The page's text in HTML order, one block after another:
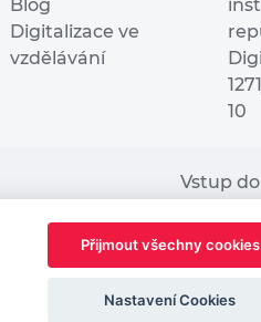
Blog
Digitalizace ve
vzdělávání
10
Vstup
and Networks
view. It does not represent
for any use that may be
Přijmout všechny cookies
Nastavení Cookies